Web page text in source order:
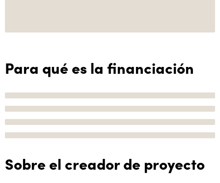
Para qué es la financiación
Sobre el creador de proyecto